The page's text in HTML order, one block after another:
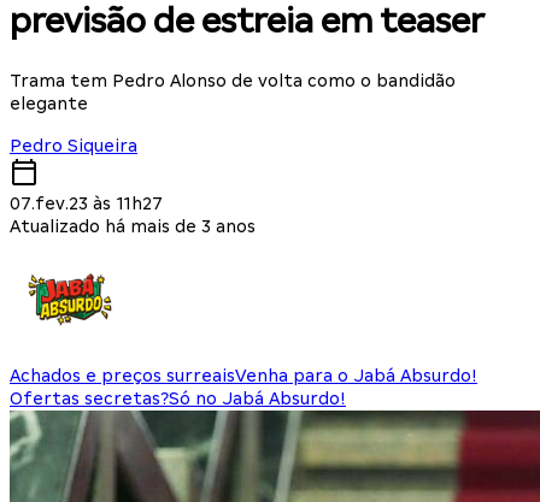
previsão de estreia em teaser
Trama tem Pedro Alonso de volta como o bandidão
elegante
Pedro Siqueira
07.fev.23 às 11h27
Atualizado há mais de 3 anos
Achados e preços surreaisVenha para o Jabá Absurdo!
Ofertas secretas?Só no Jabá Absurdo!